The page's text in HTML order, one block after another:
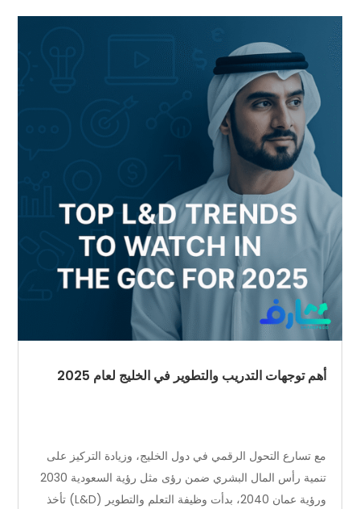
أهم توجهات التدريب والتطوير في الخليج لعام 2025
مع تسارع التحول الرقمي في دول الخليج، وزيادة التركيز على
تنمية رأس المال البشري ضمن رؤى مثل رؤية السعودية 2030
ورؤية عمان 2040، بدأت وظيفة التعلم والتطوير (L&D) تأخذ